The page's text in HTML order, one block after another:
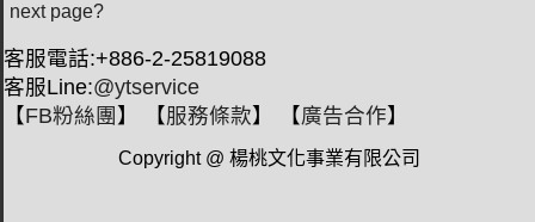
next page?
客服電話:+886-2-25819088
客服Line:@ytservice
【FB粉絲團 】 【服務條款】 【廣告合作】
Copyright @ 楊桃文化事業有限公司